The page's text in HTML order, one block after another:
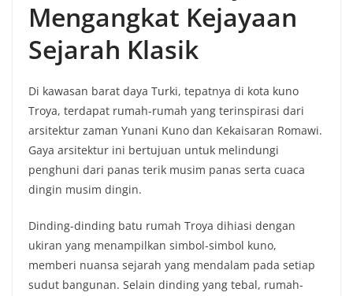
Mengangkat Kejayaan
Sejarah Klasik
Di kawasan barat daya Turki, tepatnya di kota kuno
Troya, terdapat rumah-rumah yang terinspirasi dari
arsitektur zaman Yunani Kuno dan Kekaisaran Romawi.
Gaya arsitektur ini bertujuan untuk melindungi
penghuni dari panas terik musim panas serta cuaca
dingin musim dingin.
Dinding-dinding batu rumah Troya dihiasi dengan
ukiran yang menampilkan simbol-simbol kuno,
memberi nuansa sejarah yang mendalam pada setiap
sudut bangunan. Selain dinding yang tebal, rumah-